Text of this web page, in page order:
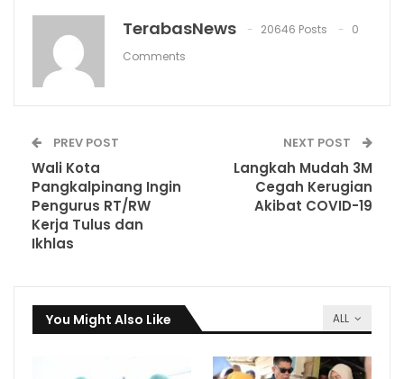
TerabasNews 20646 Posts
0
Comments
PREV POST
Wali Kota
Pangkalpinang Ingin
Pengurus RT/RW
Kerja Tulus dan
Ikhlas
NEXT POST
Langkah Mudah 3M
Cegah Kerugian
Akibat COVID-19
ALL
You Might Also Like